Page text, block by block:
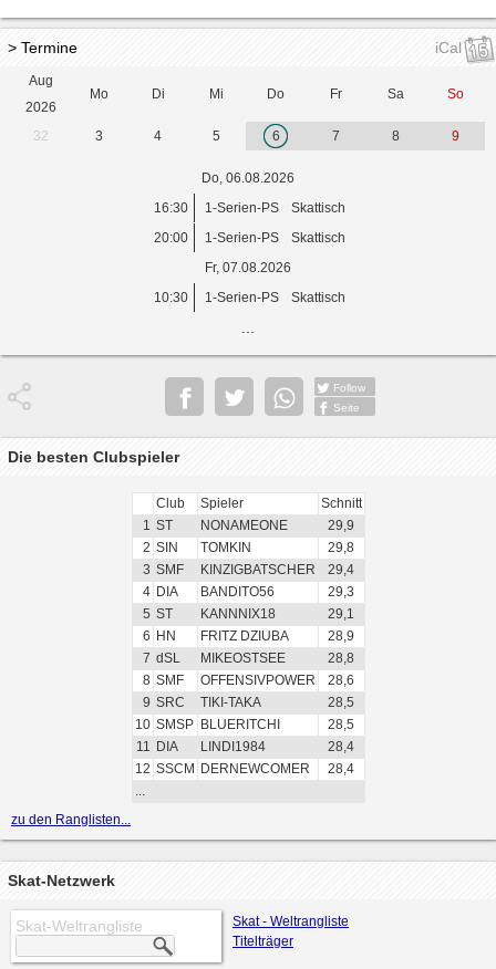
> Termine iCal
Aug
2026
Mo Di Mi Do Fr Sa So
32 3 4 5 6 7 8 9
Do, 06.08.2026
16:30
1-Serien-PS
Skattisch
20:00
1-Serien-PS
Skattisch
Fr, 07.08.2026
10:30
1-Serien-PS Skattisch
Follow
Seite
Die besten Clubspieler
Club Spieler
Schnitt
1 ST NONAMEONE
29,9
2 SIN TOMKIN
29,8
3 SMF KINZIGBATSCHER
29,4
4 DIA BANDITO56
29,3
5 ST KANNNIX18
29,1
6 HN FRITZ DZIUBA
28,9
7 dSL MIKEOSTSEE
28,8
8 SMF OFFENSIVPOWER
28,6
9 SRC TIKI-TAKA
28,5
10 SMSP BLUERITCHI
28,5
11 DIA LINDI1984
28,4
12 SSCM DERNEWCOMER
28,4
...
zu den Ranglisten...
Skat-Netzwerk
Skat-Weltrangliste
Skat - Weltrangliste
Titelträger